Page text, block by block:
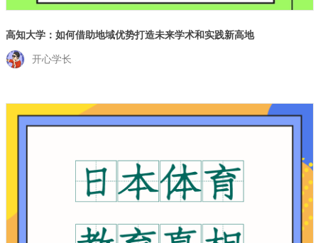
高知大学：如何借助地域优势打造未来学术和实践新高地
开心学长